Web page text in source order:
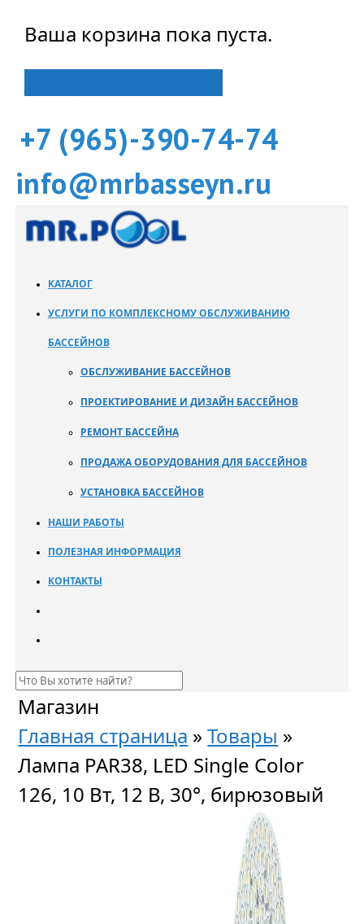
Ваша корзина пока пуста.
+7 (965)-390-74-74
info@mrbasseyn.ru
КАТАЛОГ
УСЛУГИ ПО КОМПЛЕКСНОМУ ОБСЛУЖИВАНИЮ
БАССЕЙНОВ
ОБСЛУЖИВАНИЕ БАССЕЙНОВ
ПРОЕКТИРОВАНИЕ И ДИЗАЙН БАССЕЙНОВ
РЕМОНТ БАССЕЙНА
ПРОДАЖА ОБОРУДОВАНИЯ ДЛЯ БАССЕЙНОВ
УСТАНОВКА БАССЕЙНОВ
НАШИ РАБОТЫ
ПОЛЕЗНАЯ ИНФОРМАЦИЯ
КОНТАКТЫ
Магазин
Главная страница »Товары »
Лампа PAR38, LED Single Color
126, 10 Вт, 12 В, 30°, бирюзовый